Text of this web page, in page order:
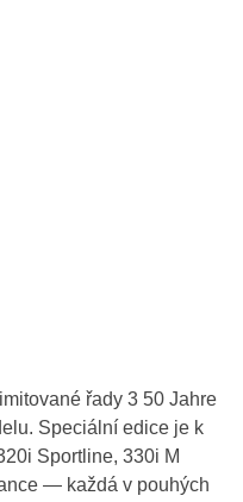
řady 3 50 Jahre
Speciální edice je k
Sportline, 330i M
— každá v pouhých